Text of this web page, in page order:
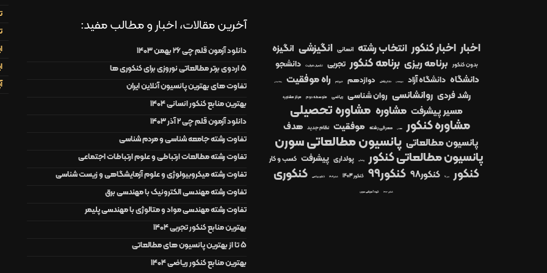
آخرین مقالات، اخبار و مطالب مفید:
دانلود آزمون قلم چی 26 بهمن 1403
۵ اردوی برتر مطالعاتی نوروزی برای کنکوری ها
تفاوت های بهترین پانسیون آنلاین ایران
بهترین منابع کنکور انسانی 1404
دانلود آزمون قلم چی 2 آذر 1403
تفاوت رشته جامعه شناسی و مردم شناسی
تفاوت رشته مطالعات ارتباطی و علوم ارتباطات اجتماعی
تفاوت رشته میکروبیولوژی و علوم آزمایشگاهی و زیست شناسی
تفاوت رشته مهندسی الکترونیک با مهندسی برق
تفاوت رشته مهندسی مواد و متالوژی با مهندسی پلیمر
بهترین منابع کنکور تجربی 1404
5 تا از بهترین پانسیون های مطالعاتی
بهترین منابع کنکور ریاضی 1404
اخبار اخبار کنکور انتخاب رشته انسانی انگیزشی انگیزه
بدون کنکور برنامه ریزی برنامه کنکور تجربی تکمیل ظرفیت دانشجو
دانشگاه دانشگاه آزاد دبیرستان دندانپزشکی دوازدهم دیپلم راه موفقیت رشته انسانی
رشد فردی روانشانسی روان شناسی ریاضی متوسطه دوم مرکز مشاوره
مسیر پیشرفت مشاوره مشاوره تحصیلی
مشاوره کنکور
معدل معرفی رشته موفقیت نظام جدید هدف
پانسیون مطالعاتی پانسیون مطالعاتی سورن
پانسیون مطالعاتی کنکور پزشکی پولداری پیشرفت کسب و کار
کنکور کنکور97 کنکور98 کنکور99 کنکور 1403 کنکور1404 کنکور ریاضی کنکوری
کنکور ۱۴۰۲ گروه آموزشی سورن